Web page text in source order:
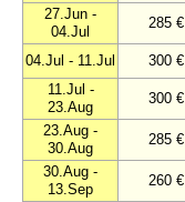
27.Jun -
04.Jul
285 €
04.Jul - 11.Jul 300 €
11.Jul -
23.Aug
300 €
23.Aug -
30.Aug
285 €
30.Aug -
13.Sep
260 €